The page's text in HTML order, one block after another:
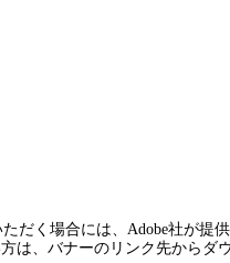
だく場合には、Adobe社が提供
は、バナーのリンク先からダ